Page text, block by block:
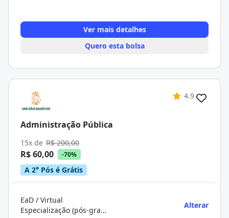
Ver mais detalhes
Quero esta bolsa
4.9
Administração Pública
15x de R$ 200,00
R$ 60,00 -70%
A 2° Pós é Grátis
EaD / Virtual
Especialização (pós-graduação)
Alterar